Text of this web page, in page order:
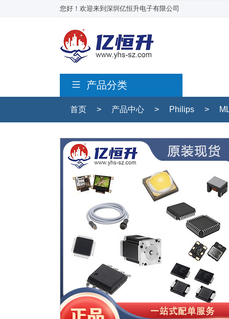
您好！欢迎来到深圳亿恒升电子有限公司
产品分类
首页 > 产品中心 > Philips >